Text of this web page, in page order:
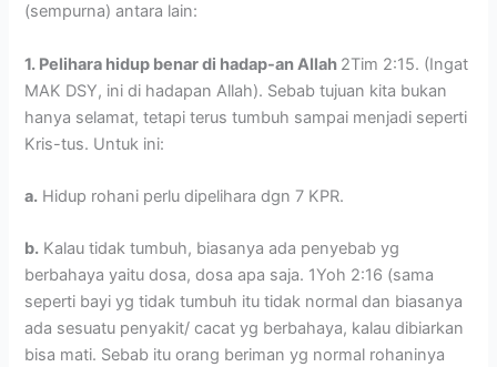
(sempurna) antara lain:
1. Pelihara hidup benar di hadap-an Allah 2Tim 2:15. (Ingat
MAK DSY, ini di hadapan Allah). Sebab tujuan kita bukan
hanya selamat, tetapi terus tumbuh sampai menjadi seperti
Kris-tus. Untuk ini:
a. Hidup rohani perlu dipelihara dgn 7 KPR.
b. Kalau tidak tumbuh, biasanya ada penyebab yg
berbahaya yaitu dosa, dosa apa saja. 1Yoh 2:16 (sama
seperti bayi yg tidak tumbuh itu tidak normal dan biasanya
ada sesuatu penyakit/ cacat yg berbahaya, kalau dibiarkan
bisa mati. Sebab itu orang beriman yg normal rohaninya